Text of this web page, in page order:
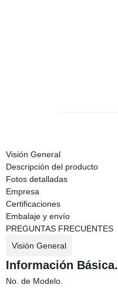
Visión General
Descripción del producto
Fotos detalladas
Empresa
Certificaciones
Embalaje y envío
PREGUNTAS FRECUENTES
Visión General
Información Básica.
No. de Modelo.